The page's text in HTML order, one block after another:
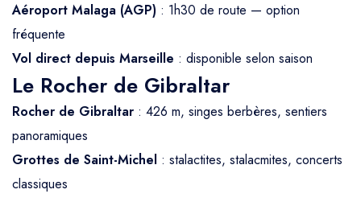
Aéroport Malaga (AGP) : 1h30 de route — option
fréquente
Vol direct depuis Marseille : disponible selon saison
Le Rocher de Gibraltar
Rocher de Gibraltar : 426 m, singes berbères, sentiers
panoramiques
Grottes de Saint-Michel : stalactites, stalacmites, concerts
classiques